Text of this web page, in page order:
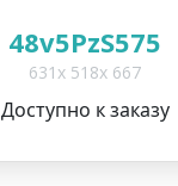
48v5PzS575
631x 518x 667
Доступно к заказу